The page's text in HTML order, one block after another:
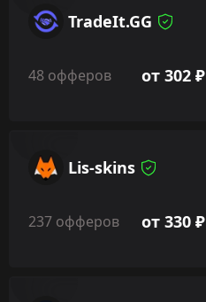
TradeIt.GG
48 офферов от 302 ₽
Lis-skins
237 офферов от 330 ₽